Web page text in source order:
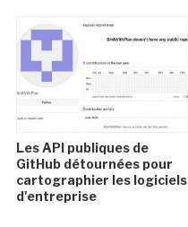
Les API publiques de
GitHub détournées pour
cartographier les logiciels
d'entreprise